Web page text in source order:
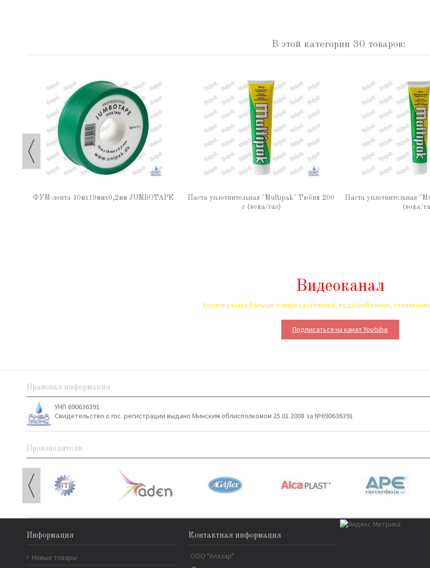
В этой категории 30 товаров:
ФУМ-лента 10мх19ммх0,2мм JUMBOTAPE
Паста уплотнительная "Multipak" Тюбик 200
г (вода/газ)
Паста уплотнительная
(вода/
Видеоканал
Хотите узнать больше о мире сантехники, водоснабжения, отопления
Подписаться на канал Youtube
Правовая информация
УНП 690636391
Свидетельство о гос. регистрации выдано Минским облисполкомом 25.01 2008 за №690636391
Производители
Информация
Новые товары
Контактная информация
ООО "Алазар"